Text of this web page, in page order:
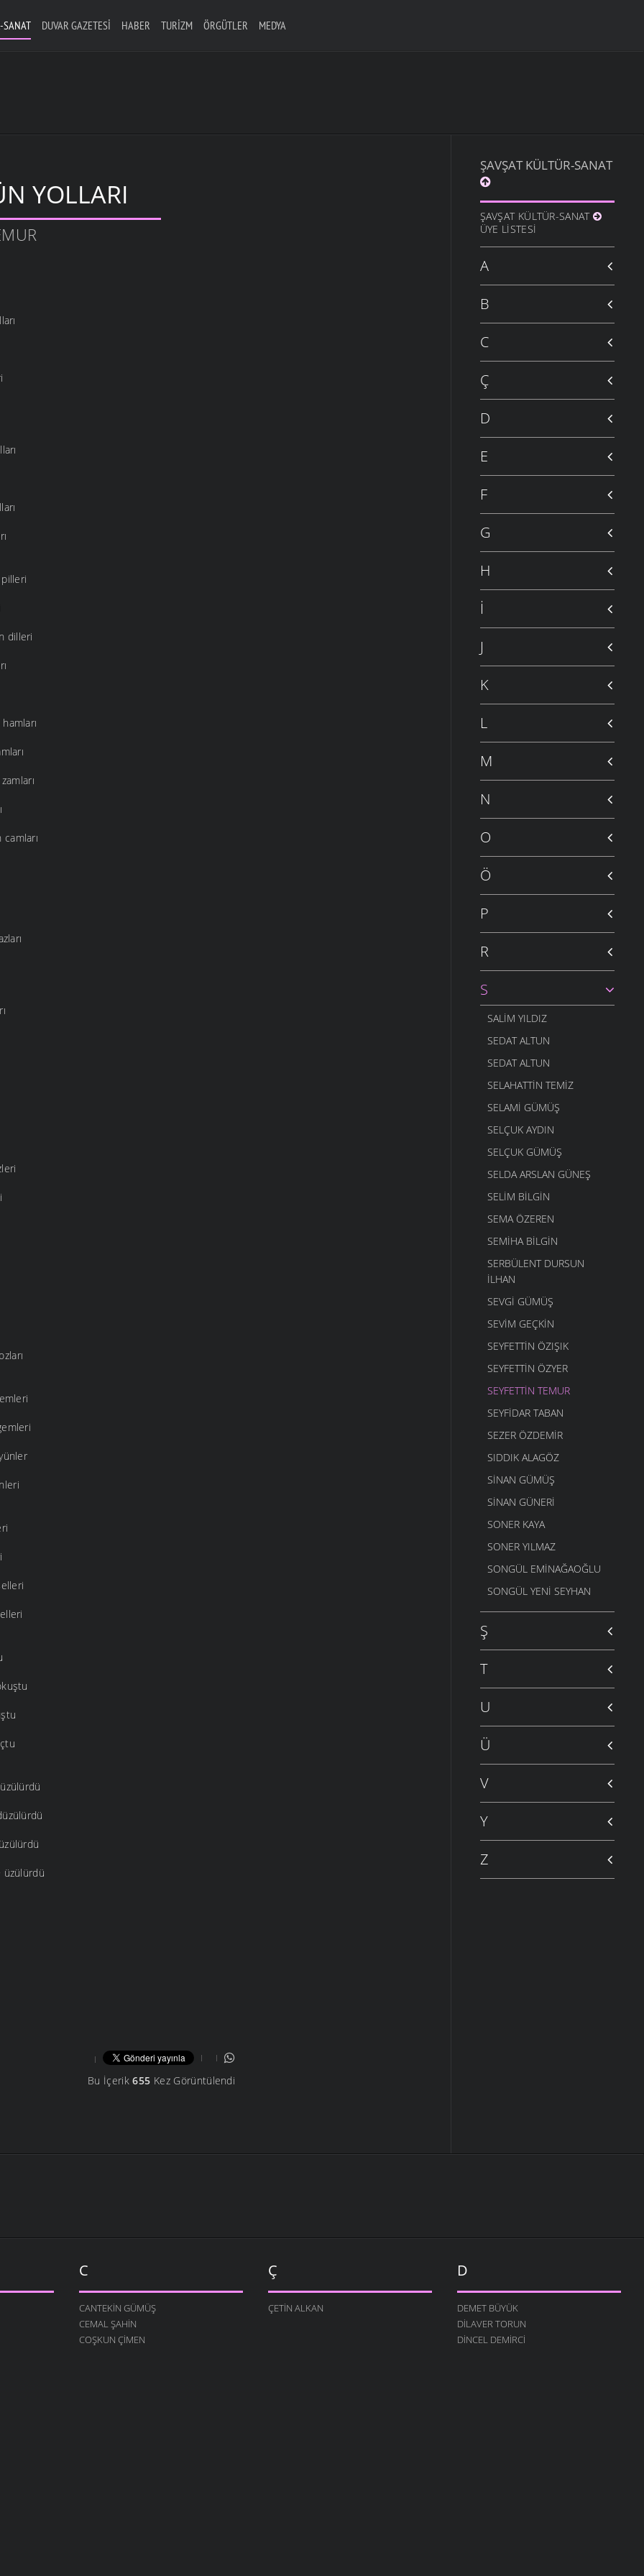
SANAT DUVAR GAZETESI HABER TURIZM ÖRGÜTLER MEDYA
YOLLARI
dilleri
üzülürdü
Bu İçerik655 Kez Görüntülendi
ŞAVŞAT KÜLTÜR-SANAT
ŞAVŞAT KÜLTÜR-SANAT
ÜYE LISTESI
A
B
C
Ç
D
E
F
G
H
İ
J
K
L
M
N
O
Ö
P
R
S
SALIM YILDIZ
SEDAT ALTUN
SEDAT ALTUN
SELAHATTIN TEMIZ
SELAMI GÜMÜŞ
SELÇUK AYDIN
SELÇUK GÜMÜŞ
SELDA ARSLAN GÜNEŞ
SELIM BILGIN
SEMA ÖZEREN
SEMIHA BILGIN
SERBÜLENT DURSUN
İLHAN
SEVGI GÜMÜŞ
SEVIM GEÇKIN
SEYFETTIN ÖZIŞIK
SEYFETTIN ÖZYER
SEYFETTIN TEMUR
SEYFIDAR TABAN
SEZER ÖZDEMIR
SIDDIK ALAGÖZ
SINAN GÜMÜŞ
SINAN GÜNERI
SONER KAYA
SONER YILMAZ
SONGÜL EMINAĞAOĞLU
SONGÜL YENI SEYHAN
Ş
T
U
Ü
V
Y
Z
C
CANTEKIN GÜMÜŞ
CEMAL ŞAHIN
COŞKUN ÇIMEN
Ç
ÇETIN ALKAN
D
DEMET BÜYÜK
DILAVER TORUN
DINCEL DEMIRCI